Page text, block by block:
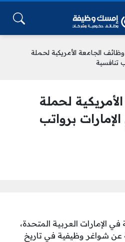
وظائف الجامعة الأمريكية لحملة
تنافسية
لحملة
برواتب
الإمارات العربية المتحدة،
عن شواغر وظيفية في تاريخ